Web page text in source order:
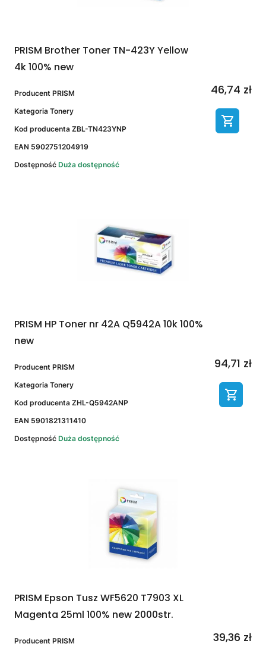
PRISM Brother Toner TN-423Y Yellow
4k 100% new
Producent PRISM
Kategoria Tonery
Kod producenta ZBL-TN423YNP
EAN 5902751204919
Dostępność Duża dostępność
46,74 zł
PRISM HP Toner nr 42A Q5942A 10k 100%
new
Producent PRISM
Kategoria Tonery
Kod producenta ZHL-Q5942ANP
EAN 5901821311410
Dostępność Duża dostępność
94,71 zł
PRISM Epson Tusz WF5620 T7903 XL
Magenta 25ml 100% new 2000str.
Producent PRISM
39,36 zł